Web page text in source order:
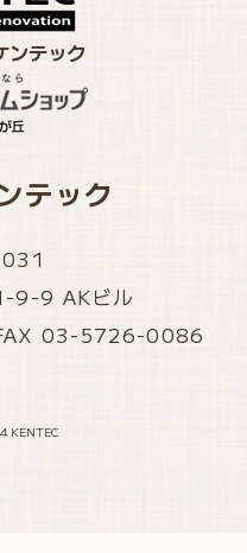
ンテック
テック
9-9 AKビル
03-5726-0086
KENTEC